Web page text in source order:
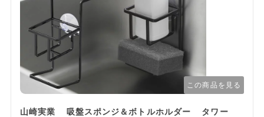
この商品を見る
山崎実業 吸盤スポンジ＆ボトルホルダー タワー